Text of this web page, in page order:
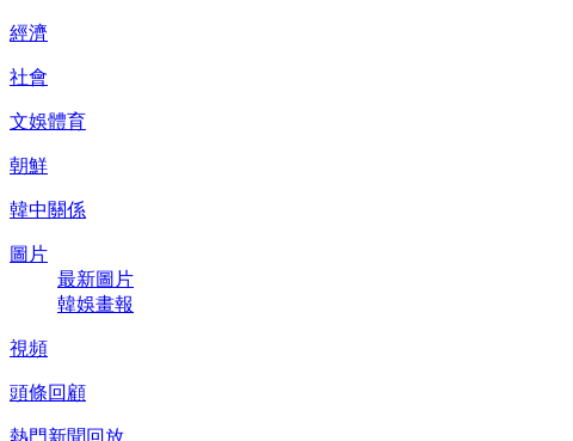
經濟
社會
文娛體育
朝鮮
韓中關係
圖片
最新圖片
韓娛畫報
視頻
頭條回顧
熱門新聞回放